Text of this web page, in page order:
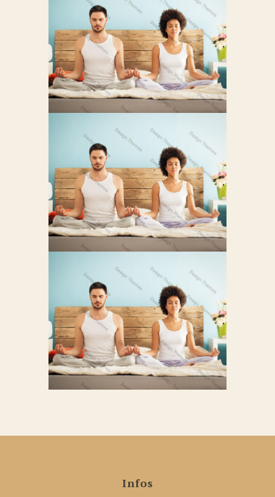
MAURIS NEC NUNC
NEQUE
Praesent Sollicitudin Amet
FUSCE AT SEMPER
TELLUS
Sed Interdum Varius Nullam
SUSPENDISSE
TEMPOR IACULIS
Integer Imperdiet Arcu Sed
Infos